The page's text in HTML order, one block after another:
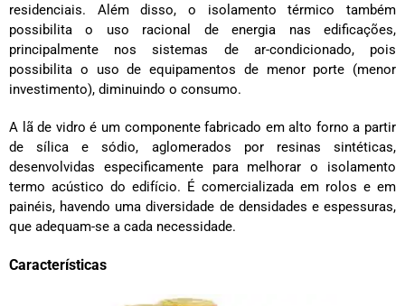
residenciais. Além disso, o isolamento térmico também
possibilita o uso racional de energia nas edificações,
principalmente nos sistemas de ar-condicionado, pois
possibilita o uso de equipamentos de menor porte (menor
investimento), diminuindo o consumo.
A lã de vidro é um componente fabricado em alto forno a partir
de sílica e sódio, aglomerados por resinas sintéticas,
desenvolvidas especificamente para melhorar o isolamento
termo acústico do edifício. É comercializada em rolos e em
painéis, havendo uma diversidade de densidades e espessuras,
que adequam-se a cada necessidade.
Características